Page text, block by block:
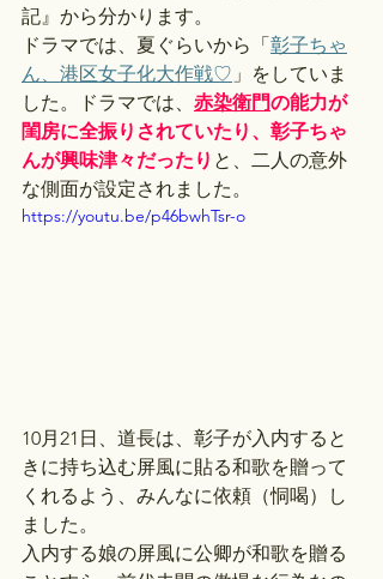
記』から分かります。
ドラマでは、夏ぐらいから「彰子ちゃ
ん、港区女子化大作戦♡ 」をしていま
した。ドラマでは、 赤染衛門の能力が
閨房に全振りされていたり、彰子ちゃ
んが興味津々だったり と、二人の意外
な側面が設定されました。
https://youtu.be/p46bwhTsr-o
10月21日、道長は、彰子が入内すると
きに持ち込む屏風に貼る和歌を贈って
くれるよう、みんなに依頼（恫喝）し
ました。
入内する娘の屏風に公卿が和歌を贈る